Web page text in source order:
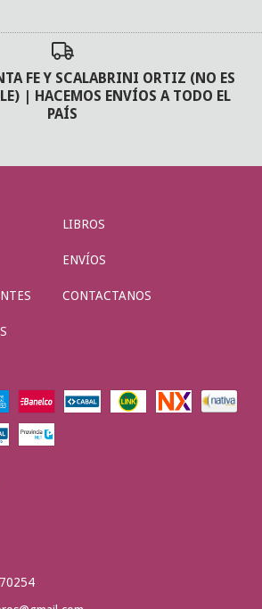
FE Y SCALABRINI ORTIZ (NO ES
| HACEMOS ENVÍOS A TODO EL
PAÍS
LIBROS
ENVÍOS
CONTACTANOS